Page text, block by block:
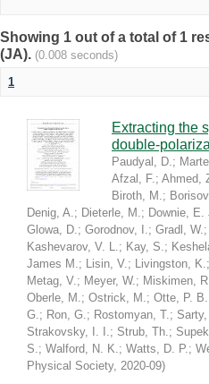
Showing 1 out of a total of 1
(JA). (0.008 seconds)
1
Extracting the
double-
Paudyal, D.;
Afzal, F.; Ahmed,
Biroth, M.;
Denig, A.; Dieterle, M.; Downie, E.
Glowa, D.; Gorodnov, I.; Gradl, W.;
Kashevarov, V. L.; Kay, S.;
James M.; Lisin, V.; Livingston, K.;
Metag, V.; Meyer, W.; Miskimen,
Oberle, M.; Ostrick, M.; Otte, P. B.
G.; Ron, G.; Rostomyan, T.;
Strakovsky, I. I.; Strub, Th.;
S.; Walford, N. K.; Watts, D. P.;
Physical Society, 2020-09)